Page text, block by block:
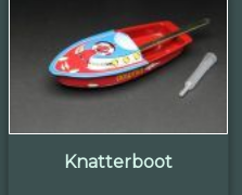
Knatterboot